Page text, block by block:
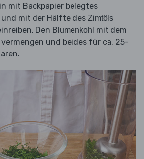
mit Backpapier belegtes
und mit der Hälfte des Zimtöls
Den Blumenkohl mit dem
vermengen und beides für ca. 25-